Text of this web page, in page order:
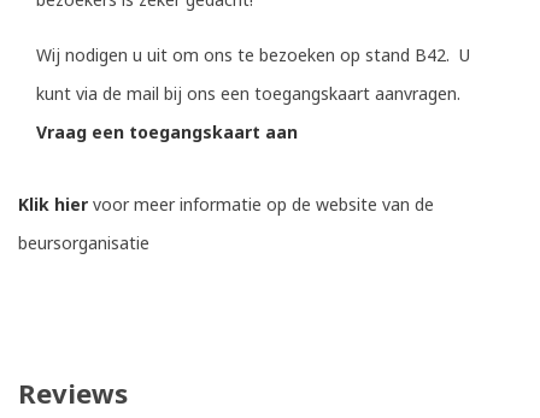
Wij nodigen u uit om ons te bezoeken op stand B42. U
kunt via de mail bij ons een toegangskaart aanvragen.
Vraag een toegangskaart aan
Klik hier voor meer informatie op de website van de
beursorganisatie
Reviews